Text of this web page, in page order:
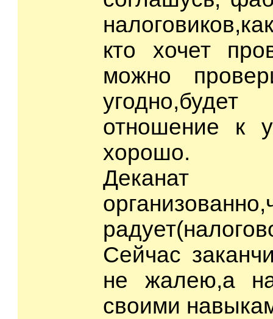
кто хочет
можно
отношение к
хорошо.
Деканат
Сейчас
не жалею,а
своими